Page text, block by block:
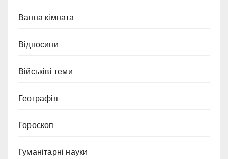
Ванна кімната
Відносини
Військіві теми
Географія
Гороскоп
Гуманітарні науки